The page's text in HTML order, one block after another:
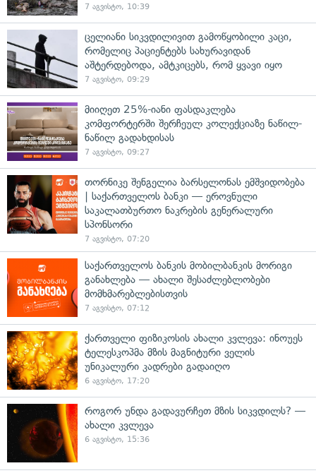
7 აგვისტო, 10:39
ცელიანი სიკვდილივით გამოწყობილი კაცი,
რომელიც პაციენტებს სახურავიდან
აშტერდებოდა, ამტკიცებს, რომ ყვავი იყო
7 აგვისტო, 09:29
მიიღეთ 25%-იანი ფასდაკლება
კომფორტერში შერჩეულ კოლექციაზე ნაწილ-
ნაწილ გადახდისას
7 აგვისტო, 09:27
თორნიკე შენგელია ბარსელონას ემშვიდობება
| საქართველოს ბანკი — ეროვნული
საკალათბურთო ნაკრების გენერალური
სპონსორი
7 აგვისტო, 07:20
საქართველოს ბანკის მობილბანკის მორიგი
განახლება — ახალი შესაძლებლობები
მომხმარებლებისთვის
7 აგვისტო, 07:12
ქართველი ფიზიკოსის ახალი კვლევა: ინოუეს
ტელესკოპმა მზის მაგნიტური ველის
უნიკალური კადრები გადაიღო
6 აგვისტო, 17:20
როგორ უნდა გადავურჩეთ მზის სიკვდილს? —
ახალი კვლევა
6 აგვისტო, 15:36